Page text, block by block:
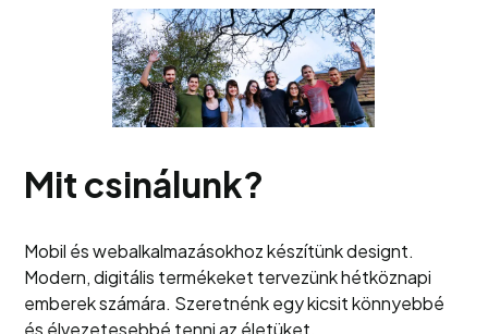
Mit csinálunk?
Mobil és webalkalmazásokhoz készítünk designt.
Modern, digitális termékeket tervezünk hétköznapi
emberek számára. Szeretnénk egy kicsit könnyebbé
és élvezetesebbé tenni az életüket.